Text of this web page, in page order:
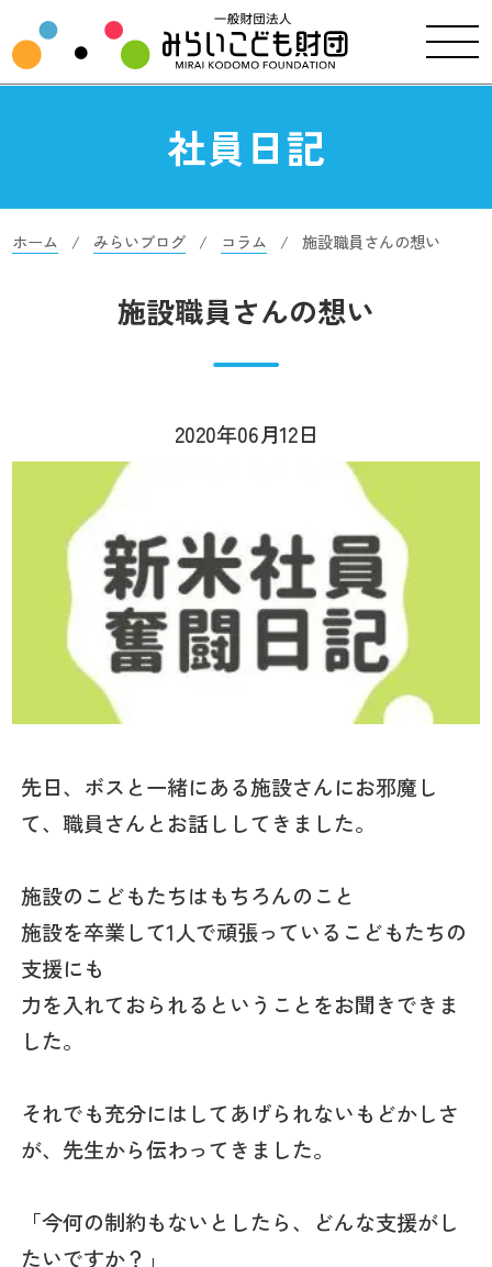
社員日記
ホーム みらいブログ コラム 施設職員さんの想い
施設職員さんの想い
2020年06月12日
先日、ボスと一緒にある施設さんにお邪魔し
て、職員さんとお話ししてきました。
施設のこどもたちはもちろんのこと
施設を卒業して1人で頑張っているこどもたちの
支援にも
力を入れておられるということをお聞きできま
した。
それでも充分にはしてあげられないもどかしさ
が、先生から伝わってきました。
「今何の制約もないとしたら、どんな支援がし
たいですか？」